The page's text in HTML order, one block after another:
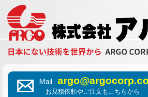
Mail
お見積依頼やご注文もこちらから